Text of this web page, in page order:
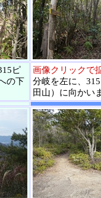
ピ
の下
画像クリックで
分岐を左に、
田山）に向かい